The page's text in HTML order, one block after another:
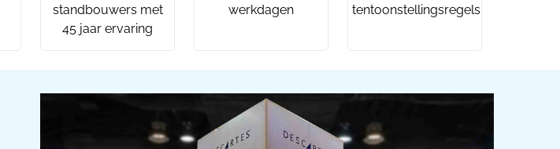
standbouwers met
45 jaar ervaring
werkdagen
tentoonstellingsregels